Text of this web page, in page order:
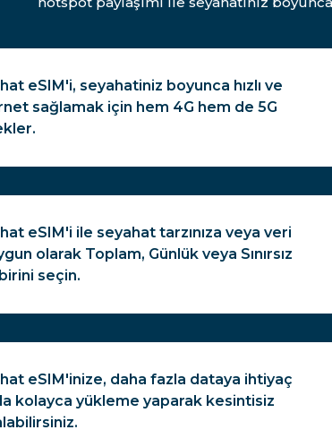
eSIM'i, seyahatiniz boyunca hızlı ve
sağlamak için hem 4G hem de 5G
eSIM'i ile seyahat tarzınıza veya veri
olarak Toplam, Günlük veya Sınırsız
seçin.
eSIM'inize, daha fazla dataya ihtiyaç
kolayca yükleme yaparak kesintisiz